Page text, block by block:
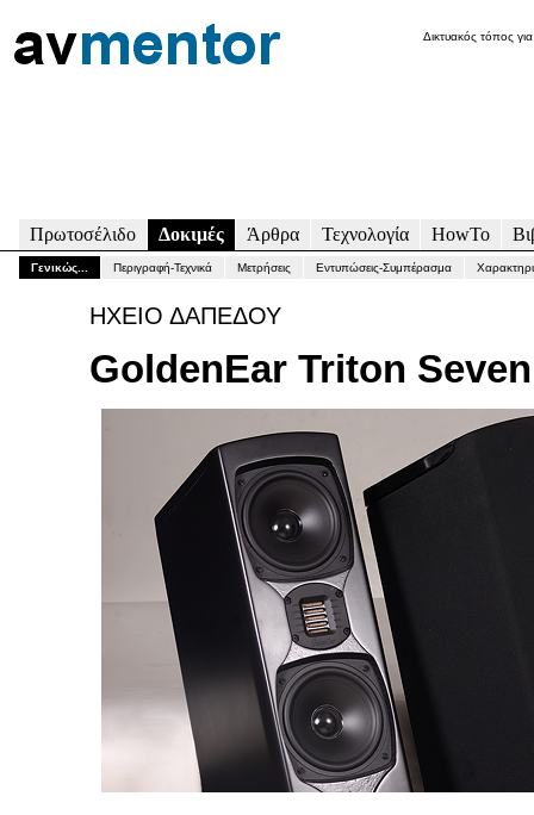
Δικτυακός τόπος
Πρωτοσέλιδο Δοκιμές Άρθρα Τεχνολογία HowTo
Γενικώς... Περιγραφή-Τεχνικά Μετρήσεις Εντυπώσεις-Συμπέρασμα
ΗΧΕΙΟ ΔΑΠΕΔΟΥ
GoldenEar Triton